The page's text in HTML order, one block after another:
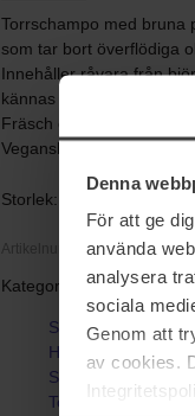
Denna
För att ge
använda
analysera
sociala
Genom att
av cookies.
Torrschampo med bruna
som tar bort överflödiga
Innehåller råvara från
kännas och dofta rent.
Fräsch och fruktig doft
Vegansk och tillverkad i
Storlek: 200 ml
Artikelnummer: 118193
Kategorier:
Startsida
Hårvård
Schampo & Balsam
Torrschampo